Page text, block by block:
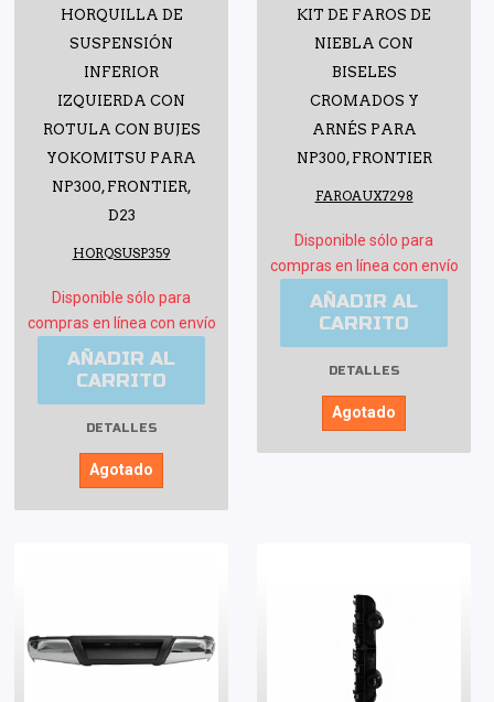
HORQUILLA DE
SUSPENSIÓN
INFERIOR
IZQUIERDA CON
ROTULA CON BUJES
YOKOMITSU PARA
NP300, FRONTIER,
D23
HORQSUSP359
Disponible sólo para
compras en línea con envío
AÑADIR AL
CARRITO
DETALLES
Agotado
KIT DE FAROS DE
NIEBLA CON
BISELES
CROMADOS Y
ARNÉS PARA
NP300, FRONTIER
FAROAUX7298
Disponible sólo para
compras en línea con envío
AÑADIR AL
CARRITO
DETALLES
Agotado